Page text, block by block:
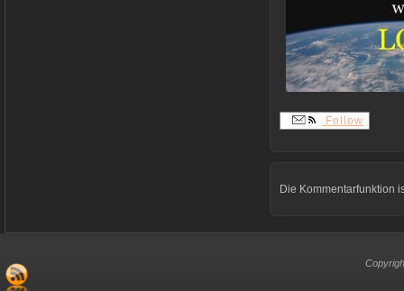
Follow
Die Kommentarfunktion